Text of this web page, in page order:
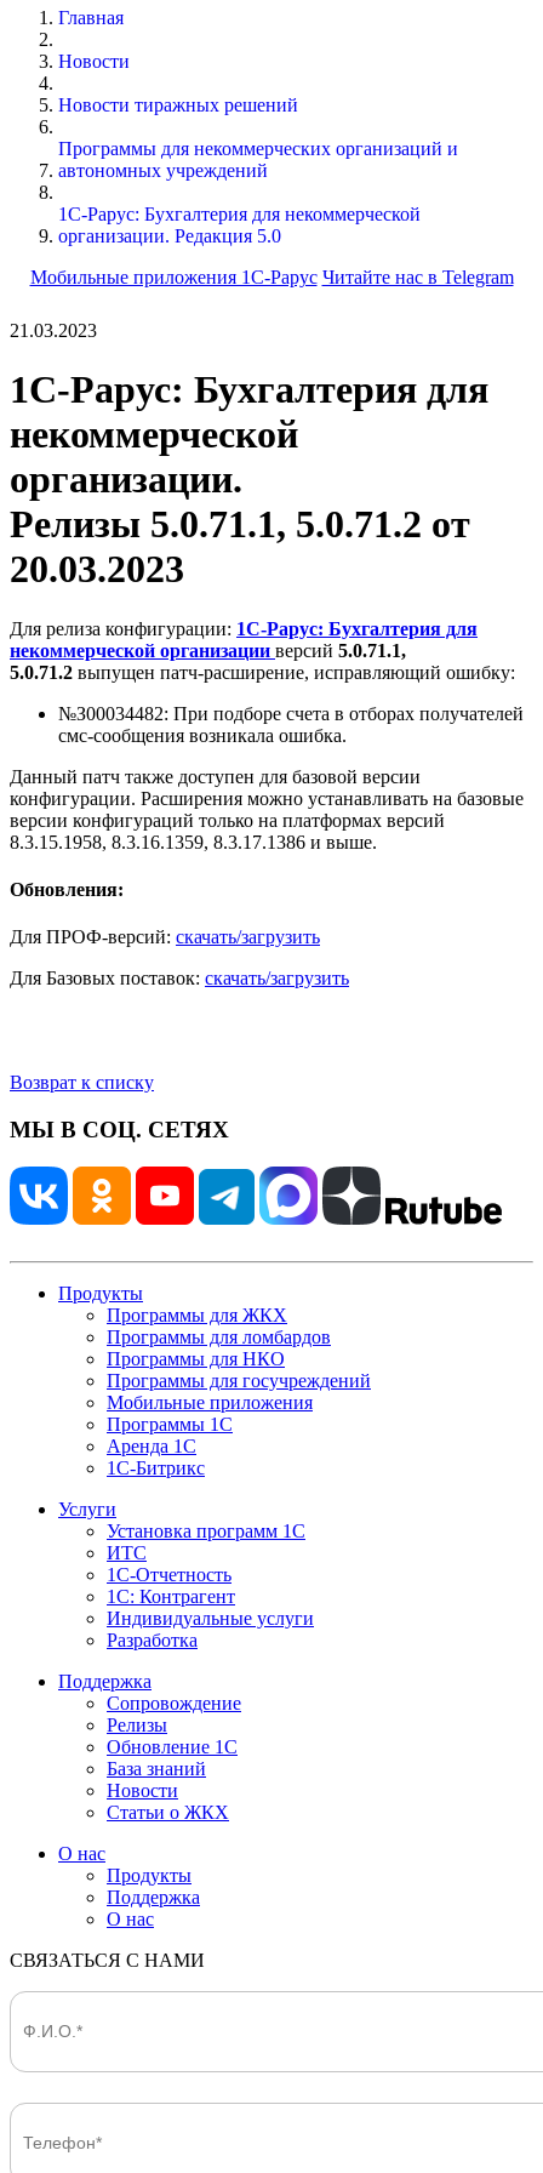
Главная
Новости
Новости тиражных решений
Программы для некоммерческих организаций и
автономных учреждений
1С-Рарус: Бухгалтерия для некоммерческой
организации. Редакция 5.0
Мобильные приложения 1С-Рарус Читайте нас в Telegram
21.03.2023
1С-Рарус: Бухгалтерия для
некоммерческой
организации.
Релизы 5.0.71.1, 5.0.71.2 от
20.03.2023
Для релиза конфигурации: 1С-Рарус: Бухгалтерия для
некоммерческой организации версий 5.0.71.1,
5.0.71.2 выпущен патч-расширение, исправляющий ошибку:
№З00034482: При подборе счета в отборах получателей
смс-сообщения возникала ошибка.
Данный патч также доступен для базовой версии
конфигурации. Расширения можно устанавливать на базовые
версии конфигураций только на платформах версий
8.3.15.1958, 8.3.16.1359, 8.3.17.1386 и выше.
Обновления:
Для ПРОФ-версий: скачать/загрузить
Для Базовых поставок: скачать/загрузить
Возврат к списку
МЫ В СОЦ. СЕТЯХ
Продукты
Программы для ЖКХ
Программы для ломбардов
Программы для НКО
Программы для госучреждений
Мобильные приложения
Программы 1С
Аренда 1С
1С-Битрикс
Услуги
Установка программ 1С
ИТС
1С-Отчетность
1С: Контрагент
Индивидуальные услуги
Разработка
Поддержка
Сопровождение
Релизы
Обновление 1С
База знаний
Новости
Статьи о ЖКХ
О нас
Продукты
Поддержка
О нас
СВЯЗАТЬСЯ С НАМИ